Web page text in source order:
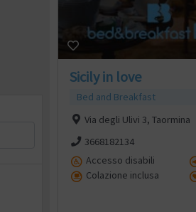
Sicily in love
Bed and Breakfast
Via degli Ulivi 3, Taormina
3668182134
Accesso disabili
Colazione inclusa